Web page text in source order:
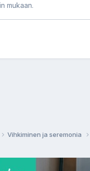
mukaan.
Vihkiminen ja seremonia